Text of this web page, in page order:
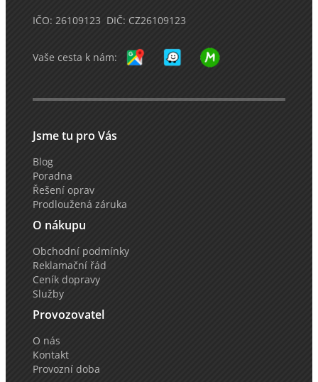
IČO: 26109123 DIČ: CZ26109123
Vaše cesta k nám:
Jsme tu pro Vás
Blog
Poradna
Řešení oprav
Prodloužená záruka
O nákupu
Obchodní podmínky
Reklamační řád
Ceník dopravy
Služby
Provozovatel
O nás
Kontakt
Provozní doba